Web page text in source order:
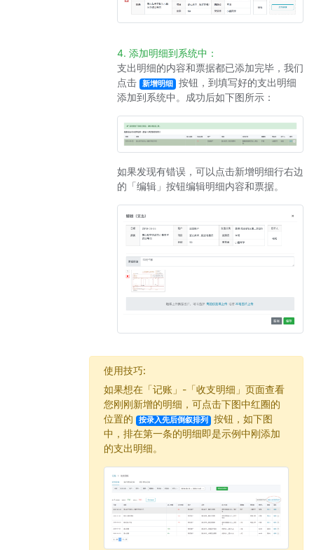
4. 添加明细到系统中：
支出明细的内容和票据都已添加完毕，我们
点击
新增明细
按钮，到填写好的支出明细
添加到系统中。成功后如下图所示：
如果发现有错误，可以点击新增明细行右边
的「编辑」按钮编辑明细内容和票据。
使用技巧:
如果想在「记账」-「收支明细」页面查看
您刚刚新增的明细，可点击下图中红圈的
位置的
按录入先后倒叙排列
按钮，如下图
中，排在第一条的明细即是示例中刚添加
的支出明细。